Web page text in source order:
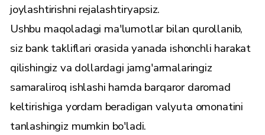
joylashtirishni rejalashtiryapsiz.
Ushbu maqoladagi ma'lumotlar bilan qurollanib,
siz bank takliflari orasida yanada ishonchli harakat
qilishingiz va dollardagi jamg'armalaringiz
samaraliroq ishlashi hamda barqaror daromad
keltirishiga yordam beradigan valyuta omonatini
tanlashingiz mumkin bo'ladi.